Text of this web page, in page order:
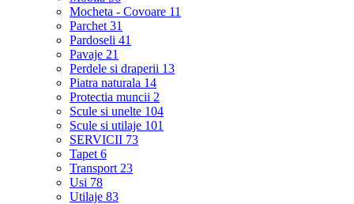
Mocheta - Covoare 11
Parchet 31
Pardoseli 41
Pavaje 21
Perdele si draperii 13
Piatra naturala 14
Protectia muncii 2
Scule si unelte 104
Scule si utilaje 101
SERVICII 73
Tapet 6
Transport 23
Usi 78
Utilaje 83